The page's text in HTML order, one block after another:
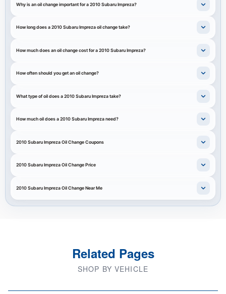
Why is an oil change important for a 2010 Subaru Impreza?
How long does a 2010 Subaru Impreza oil change take?
How much does an oil change cost for a 2010 Subaru Impreza?
How often should you get an oil change?
What type of oil does a 2010 Subaru Impreza take?
How much oil does a 2010 Subaru Impreza need?
2010 Subaru Impreza Oil Change Coupons
2010 Subaru Impreza Oil Change Price
2010 Subaru Impreza Oil Change Near Me
Related Pages
SHOP BY VEHICLE